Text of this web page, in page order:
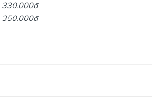
330.000đ
350.000đ